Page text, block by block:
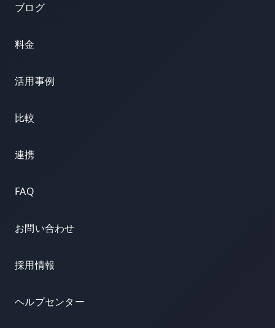
ブログ
料金
活用事例
比較
連携
FAQ
お問い合わせ
採用情報
ヘルプセンター